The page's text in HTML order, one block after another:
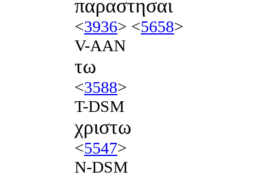
παραστησαι
<3936> <5658>
V-AAN
τω
<3588>
T-DSM
χριστω
<5547>
N-DSM